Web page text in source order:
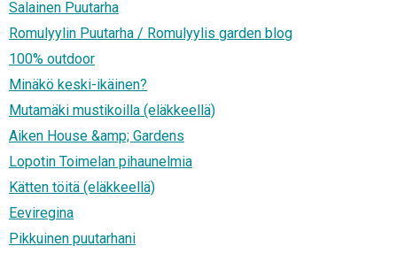
Salainen Puutarha
Romulyylin Puutarha / Romulyylis garden blog
100% outdoor
Minäkö keski-ikäinen?
Mutamäki mustikoilla (eläkkeellä)
Aiken House &amp; Gardens
Lopotin Toimelan pihaunelmia
Kätten töitä (eläkkeellä)
Eeviregina
Pikkuinen puutarhani